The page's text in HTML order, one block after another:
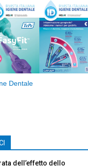
Dentale
dell’effetto dello